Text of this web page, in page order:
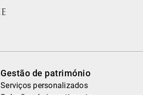
Gestão de património
Serviços personalizados